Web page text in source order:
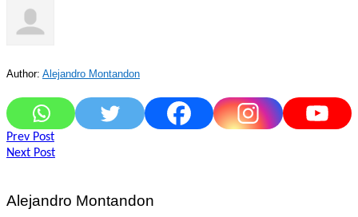
Author: Alejandro Montandon
Navegación
de
Prev Post
Next Post
Alejandro Montandon